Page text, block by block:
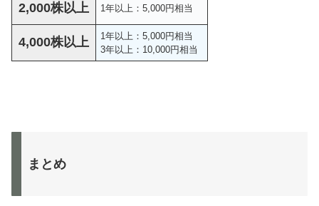
2,000株以上 1年以上：5,000円相当
4,000株以上
1年以上：5,000円相当
3年以上：10,000円相当
まとめ